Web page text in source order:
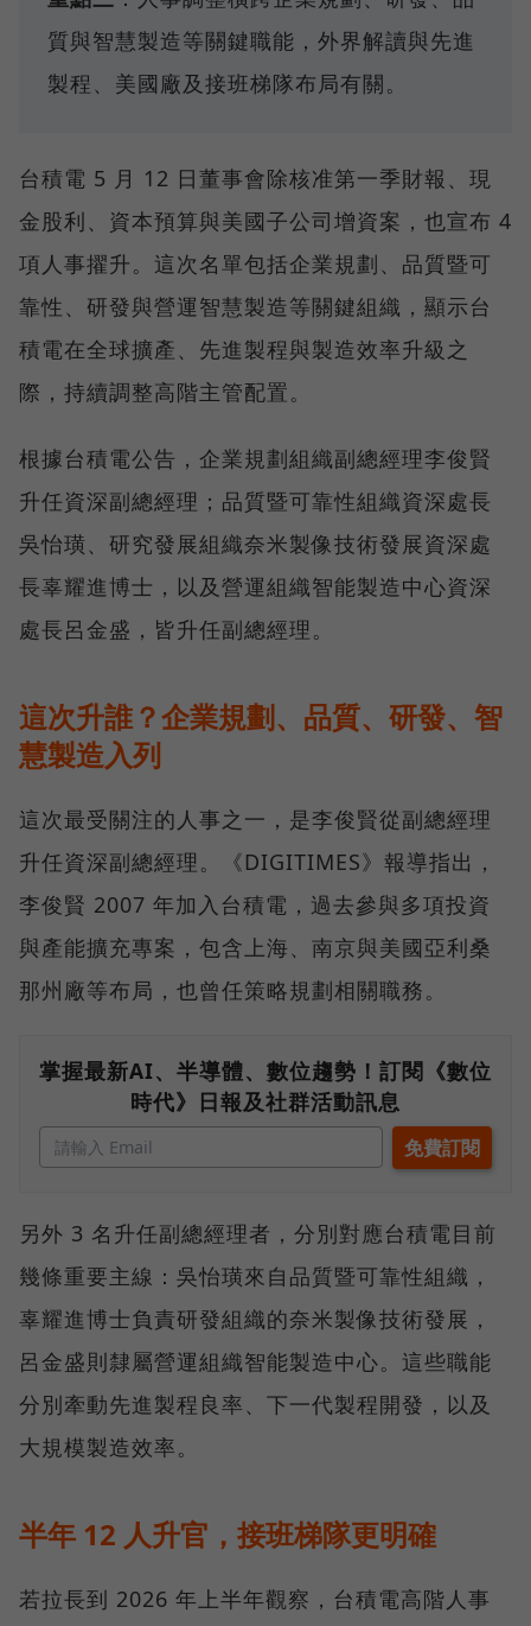
質與智慧製造等關鍵職能，外界解讀與先進
製程、美國廠及接班梯隊布局有關。
台積電 5 月 12 日董事會除核准第一季財報、現
金股利、資本預算與美國子公司增資案，也宣布 4
項人事擢升。這次名單包括企業規劃、品質暨可
靠性、研發與營運智慧製造等關鍵組織，顯示台
積電在全球擴產、先進製程與製造效率升級之
際，持續調整高階主管配置。
根據台積電公告，企業規劃組織副總經理李俊賢
升任資深副總經理；品質暨可靠性組織資深處長
吳怡璜、研究發展組織奈米製像技術發展資深處
長辜耀進博士，以及營運組織智能製造中心資深
處長呂金盛，皆升任副總經理。
這次升誰？企業規劃、品質、研發、智
慧製造入列
這次最受關注的人事之一，是李俊賢從副總經理
升任資深副總經理。《DIGITIMES》報導指出，
李俊賢 2007 年加入台積電，過去參與多項投資
與產能擴充專案，包含上海、南京與美國亞利桑
那州廠等布局，也曾任策略規劃相關職務。
掌握最新AI、半導體、數位趨勢！訂閱《數位
時代》日報及社群活動訊息
另外 3 名升任副總經理者，分別對應台積電目前
幾條重要主線：吳怡璜來自品質暨可靠性組織，
辜耀進博士負責研發組織的奈米製像技術發展，
呂金盛則隸屬營運組織智能製造中心。這些職能
分別牽動先進製程良率、下一代製程開發，以及
大規模製造效率。
半年 12 人升官，接班梯隊更明確
若拉長到 2026 年上半年觀察，台積電高階人事